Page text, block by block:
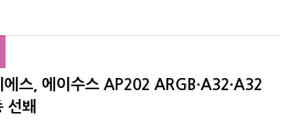
에스, 에이수스 AP202 ARGB·A32·A32
선봬